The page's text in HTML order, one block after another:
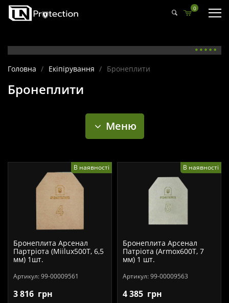
0
Головна / Екіпірування / Бронеплити
Бронеплити
Меню
В наявності
Бронеплита Арсенал
Партріота (Miiluх500T, 6,5
мм) 1шт.
Артикул:99-00009561
3 816 грн
В наявності
Бронеплита Арсенал
Патріота (Armox600T, 7
мм) 1 шт.
Артикул:99-00009563
4 385 грн